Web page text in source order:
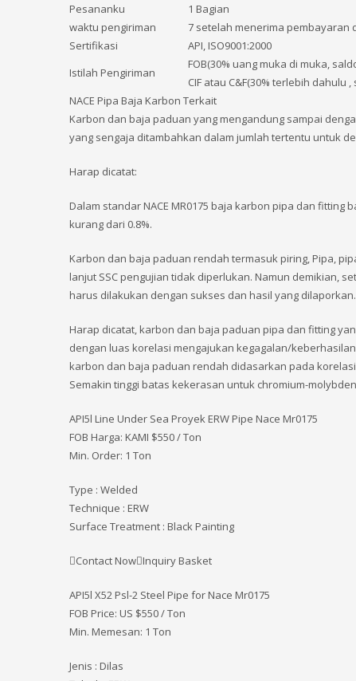
Pesananku
1 Bagian
waktu pengiriman
7 setelah menerima pembayaran
Sertifikasi
API, ISO9001:2000
Istilah Pengiriman
FOB(30% uang muka di muka,
CIF atau C&F(30% terlebih dahulu
NACE Pipa Baja Karbon Terkait
Karbon dan baja paduan yang mengandung sampai
yang sengaja ditambahkan dalam jumlah tertentu untuk
Harap dicatat:
Dalam standar NACE MR0175 baja karbon pipa dan
kurang dari 0.8%.
Karbon dan baja paduan rendah termasuk piring, Pipa,
lanjut SSC pengujian tidak diperlukan. Namun demikian,
harus dilakukan dengan sukses dan hasil yang dilaporkan.
Harap dicatat, karbon dan baja paduan pipa dan fitting
dengan luas korelasi mengajukan kegagalan/
karbon dan baja paduan rendah didasarkan pada
Semakin tinggi batas kekerasan untuk chromium-
API5l Line Under Sea Proyek ERW Pipe Nace Mr0175
FOB Harga: KAMI $550 / Ton
Min. Order: 1 Ton
Type : Welded
Technique : ERW
Surface Treatment : Black Painting
Contact NowInquiry Basket
API5l X52 Psl-2 Steel Pipe for Nace Mr0175
FOB Price: US $550 / Ton
Min. Memesan: 1 Ton
Jenis : Dilas